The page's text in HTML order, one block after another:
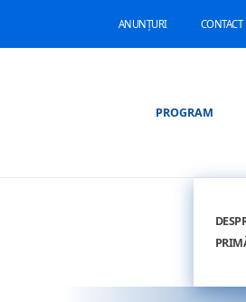
ANUNȚURI CONTACT
PROGRAM